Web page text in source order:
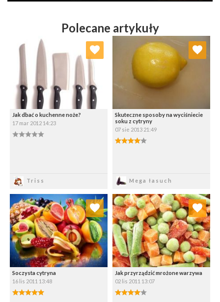
Polecane artykuły
Jak dbać o kuchenne noże?
17 mar 2012 14:23
0.00/5
Triss
Dodaj do ulubionych
Wybierz listę:
Skuteczne sposoby na wyciśniecie
soku z cytryny
07 sie 2013 21:49
4.00/5
Mega łasuch
Dodaj do ulubionych
Wybierz listę:
Soczysta cytryna
16 lis 2011 13:48
5.00/5
Dodaj do ulubionych
Wybierz listę:
Jak przyrządzić mrożone warzywa
02 lis 2011 13:07
4.00/5
Dodaj do ulubionych
Wybierz listę: